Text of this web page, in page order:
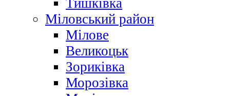
Тишківка
Міловський район
Мілове
Великоцьк
Зориківка
Морозівка